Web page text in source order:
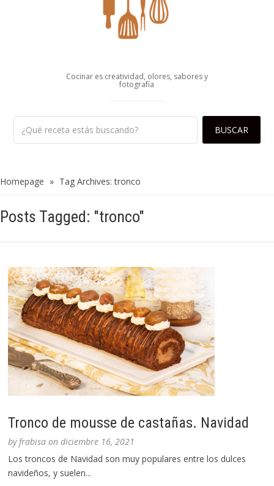
Cocinar es creatividad, olores, sabores y
fotografía
Homepage » Tag Archives: tronco
Posts Tagged: "tronco"
Tronco de mousse de castañas. Navidad
byfrabisa ondiciembre 16, 2021
Los troncos de Navidad son muy populares entre los dulces
navideños, y suelen...